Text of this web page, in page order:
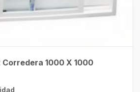
Corredera 1000 X 1000